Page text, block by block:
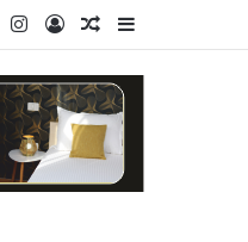
YouTubeInstagram
Log InRandom Article